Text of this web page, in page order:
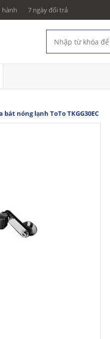
hành 7 ngày đổi trả
bát nóng lạnh ToTo TKGG30EC